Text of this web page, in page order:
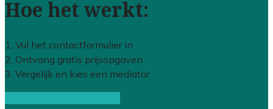
Hoe het werkt:
1. Vul het contactformulier in
2. Ontvang gratis prijsopgaven
3. Vergelijk en kies een mediator